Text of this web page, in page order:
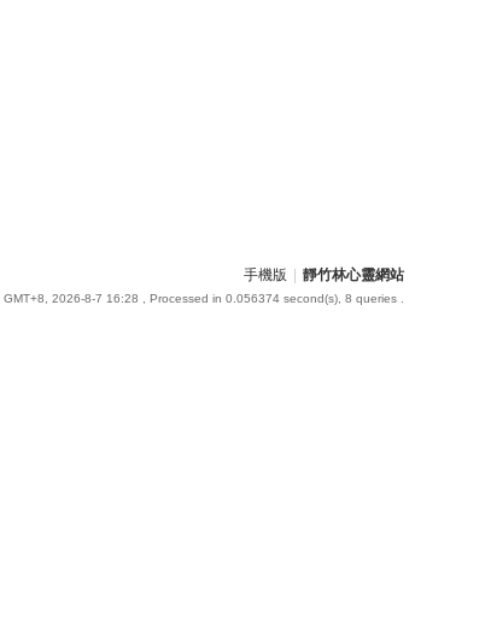
手機版 靜竹林心靈網站
GMT+8, 2026-8-7 16:28 , Processed in 0.056374 second(s), 8 queries .